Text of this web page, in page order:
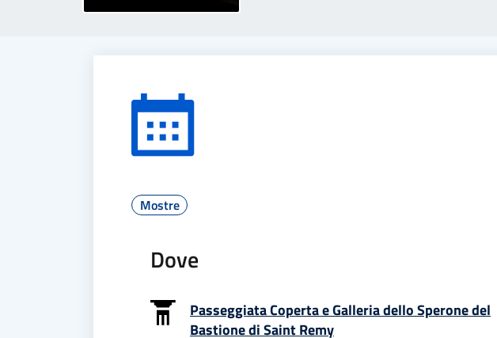
Mostre
Dove
Passeggiata Coperta e Galleria dello Sperone del
Bastione di Saint Remy